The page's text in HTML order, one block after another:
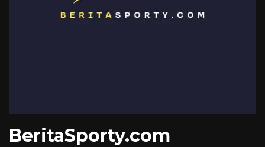
BeritaSporty.com